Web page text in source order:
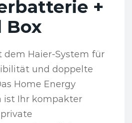
+
Box
dem Haier-System für
und doppelte
Home Energy
ist Ihr kompakter